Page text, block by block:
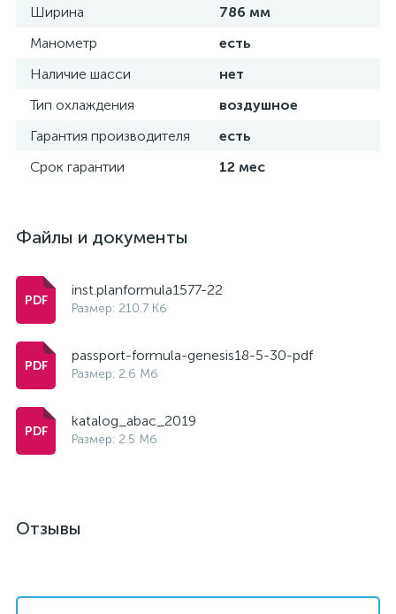
Ширина
786 мм
Манометр
есть
Наличие шасси
нет
Тип охлаждения
воздушное
Гарантия производителя
есть
Срок гарантии
12 мес
Файлы и документы
inst.planformula1577-22
Размер: 210.7 Кб
passport-formula-genesis18-5-30-pdf
Размер: 2.6 Мб
katalog_abac_2019
Размер: 2.5 Мб
Отзывы